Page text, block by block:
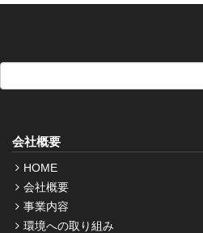
会社概要
HOME
会社概要
事業内容
環境への取り組み